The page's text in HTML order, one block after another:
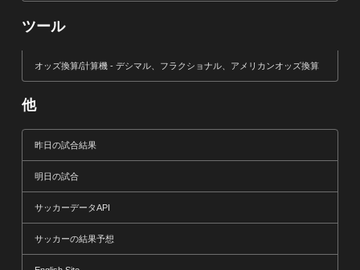
ツール
オッズ換算/計算機 - デシマル、フラクショナル、アメリカンオッズ換算
他
昨日の試合結果
明日の試合
サッカーデータAPI
サッカーの結果予想